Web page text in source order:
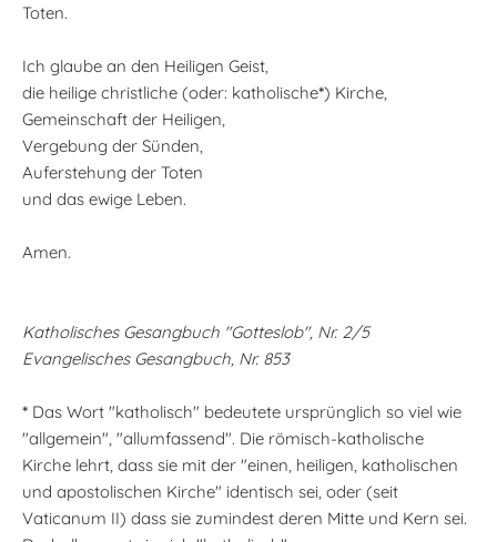
Toten.
Ich glaube an den Heiligen Geist,
die heilige christliche (oder: katholische*) Kirche,
Gemeinschaft der Heiligen,
Vergebung der Sünden,
Auferstehung der Toten
und das ewige Leben.
Amen.
Katholisches Gesangbuch "Gotteslob", Nr. 2/5
Evangelisches Gesangbuch, Nr. 853
* Das Wort "katholisch" bedeutete ursprünglich so viel wie
"allgemein", "allumfassend". Die römisch-katholische
Kirche lehrt, dass sie mit der "einen, heiligen, katholischen
und apostolischen Kirche" identisch sei, oder (seit
Vaticanum II) dass sie zumindest deren Mitte und Kern sei.